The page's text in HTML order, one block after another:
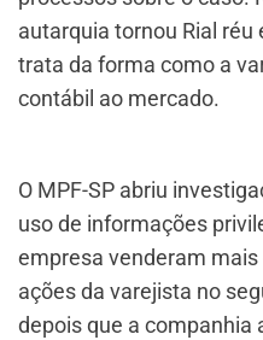
autarquia tornou Rial réu
trata da forma como a
contábil ao mercado.
O MPF-SP abriu
uso de informações
empresa venderam
ações da varejista no
depois que a companhia